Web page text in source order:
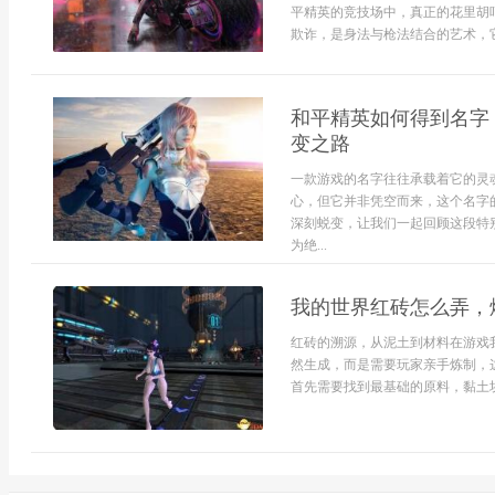
平精英的竞技场中，真正的花里
欺诈，是身法与枪法结合的艺术，
和平精英如何得到名
变之路
一款游戏的名字往往承载着它的
心，但它并非凭空而来，这个名
深刻蜕变，让我们一起回顾这段
为绝...
我的世界红砖怎么弄
红砖的溯源，从泥土到材料在游
然生成，而是需要玩家亲手炼制
首先需要找到最基础的原料，黏